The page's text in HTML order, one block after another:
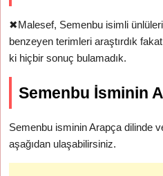
✖Malesef, Semenbu isimli
benzeyen terimleri araştırdık
ki hiçbir sonuç bulamadık.
Semenbu İsminin
Semenbu isminin Arapça dilinde
aşağıdan ulaşabilirsiniz.